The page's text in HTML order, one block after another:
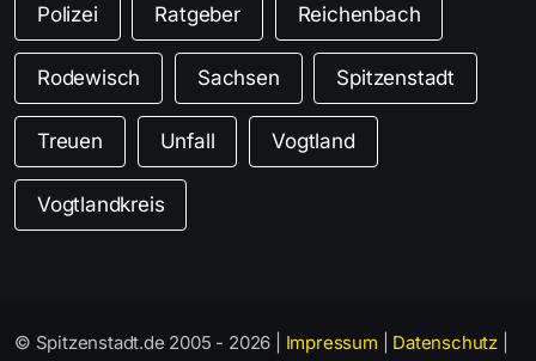
Polizei Ratgeber Reichenbach
Rodewisch Sachsen Spitzenstadt
Treuen Unfall Vogtland
Vogtlandkreis
© Spitzenstadt.de 2005 - 2026 | Impressum Datenschutz